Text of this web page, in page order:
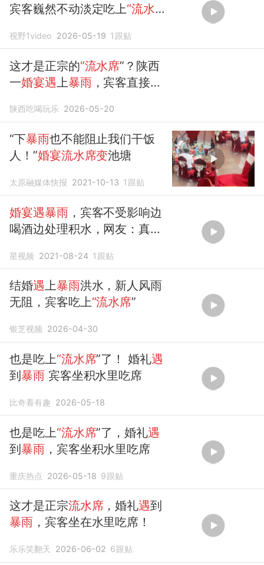
宾客巍然不动淡定吃上“流水
视野1video 2026-05-19 1 跟贴
这才是正宗的“流水席”？陕西
一婚宴遇 上暴雨，宾客直接坐
陕西吃喝玩乐 2026-05-20
“下暴雨也不能阻止我们干饭
人！”婚宴流水席变池塘
太原融媒体快报 2021-10-13 1 跟贴
婚宴遇暴雨，宾客不受影响边
喝酒边处理积水，网友：真正
星视频 2021-08-24 1 跟贴
结婚遇上暴雨洪水，新人风雨
无阻，宾客吃上“流水席”
银芝视频 2026-04-30
也是吃上“流水席”了！ 婚礼遇
到暴雨 宾客坐积水里吃席
比奇看有趣 2026-05-18
也是吃上“流水席”了，婚礼遇
到暴雨 ，宾客坐积水里吃席
重庆热点 2026-05-18 9跟贴
这才是正宗流水席，婚礼遇到
暴雨 ，宾客坐在水里吃席！
乐乐笑翻天 2026-06-02 6跟贴